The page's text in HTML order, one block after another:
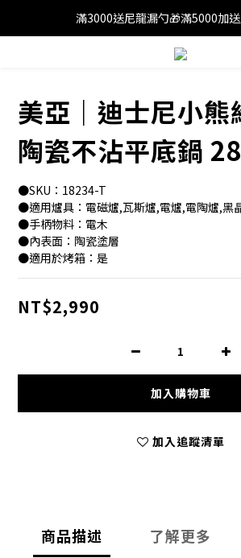
滿1200免運(外島除外)
滿3000送尼龍漏勺🎁滿5000加
滿1200免運(外島除外)
美亞｜迪士尼小熊
陶瓷不沾平底鍋
●SKU：18234-T
●適用爐具：電磁爐,瓦斯爐,電爐,電陶爐,黑
●手柄物料：電木
●內表面：陶瓷塗層
●適用於烤箱：是
NT$2,990
加入購物車
加入追蹤清單
商品描述 了解更多